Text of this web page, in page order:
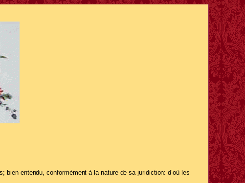
bien entendu, conformément à la nature de sa juridiction: d’où les